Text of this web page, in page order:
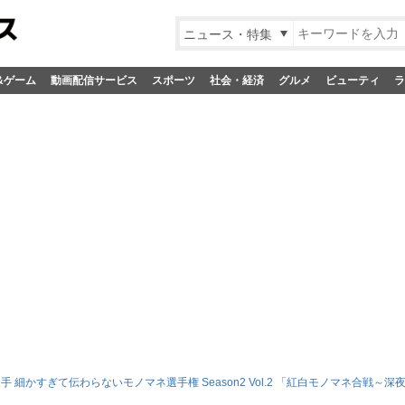
ニュース・特集
ゲーム 動画配信サービス スポーツ 社会・経済 グルメ ビューティ
細かすぎて伝わらないモノマネ選手権 Season2 Vol.2 「紅白モノマネ合戦～深